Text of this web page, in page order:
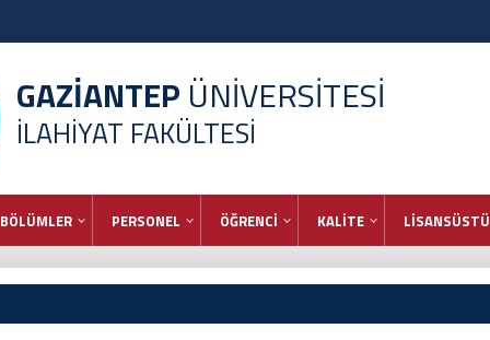
GAZİANTEP ÜNİVERSİTESİ
İLAHİYAT FAKÜLTESİ
BÖLÜMLER PERSONEL ÖĞRENCİ KALİTE LİSANSÜSTÜ